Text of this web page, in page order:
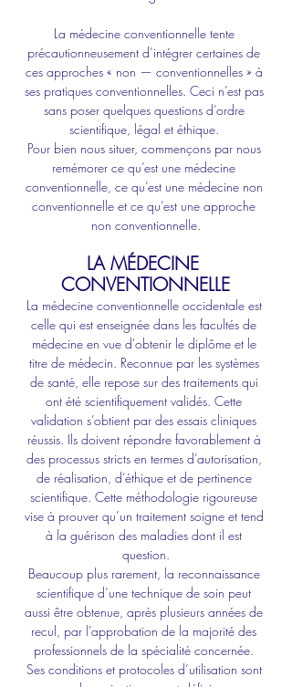
La médecine conventionnelle tente
précautionneusement d’intégrer certaines de
ces approches « non — conventionnelles » à
ses pratiques conventionnelles. Ceci n’est pas
sans poser quelques questions d’ordre
scientifique, légal et éthique.
Pour bien nous situer, commençons par nous
remémorer ce qu’est une médecine
conventionnelle, ce qu’est une médecine non
conventionnelle et ce qu’est une approche
non conventionnelle.
LA MÉDECINE
CONVENTIONNELLE
La médecine conventionnelle occidentale est
celle qui est enseignée dans les facultés de
médecine en vue d'obtenir le diplôme et le
titre de médecin. Reconnue par les systèmes
de santé, elle repose sur des traitements qui
ont été scientifiquement validés. Cette
validation s’obtient par des essais cliniques
réussis. Ils doivent répondre favorablement à
des processus stricts en termes d’autorisation,
de réalisation, d’éthique et de pertinence
scientifique. Cette méthodologie rigoureuse
vise à prouver qu’un traitement soigne et tend
à la guérison des maladies dont il est
question.
Beaucoup plus rarement, la reconnaissance
scientifique d’une technique de soin peut
aussi être obtenue, après plusieurs années de
recul, par l’approbation de la majorité des
professionnels de la spécialité concernée.
Ses conditions et protocoles d’utilisation sont